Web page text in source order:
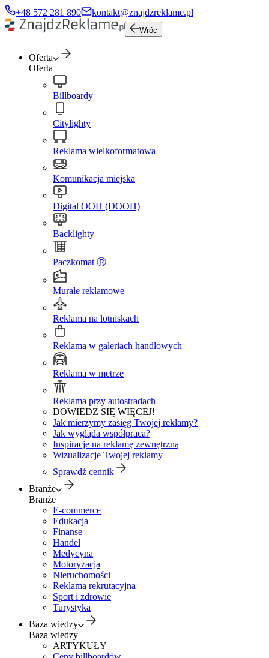
+48 572 281 890 kontakt@znajdzreklame.pl
Wróc
Oferta
Oferta
Billboardy
Citylighty
Reklama wielkoformatowa
Komunikacja miejska
Digital OOH (DOOH)
Backlighty
Paczkomat Ⓡ
Murale reklamowe
Reklama na lotniskach
Reklama w galeriach handlowych
Reklama w metrze
Reklama przy autostradach
DOWIEDZ SIĘ WIĘCEJ!
Jak mierzymy zasięg Twojej reklamy?
Jak wygląda współpraca?
Inspiracje na reklamę zewnętrzną
Wizualizacje Twojej reklamy
Sprawdź cennik
Branże
Branże
E-commerce
Edukacja
Finanse
Handel
Medycyna
Motoryzacja
Nieruchomości
Reklama rekrutacyjna
Sport i zdrowie
Turystyka
Baza wiedzy
Baza wiedzy
ARTYKUŁY